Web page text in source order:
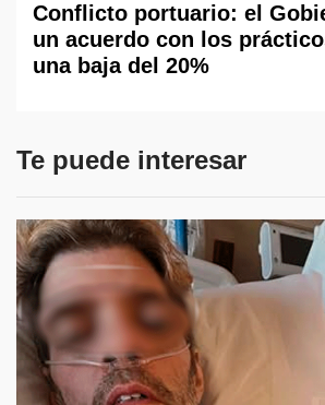
Conflicto portuario: el
un acuerdo con los
una baja del 20%
Te puede interesar